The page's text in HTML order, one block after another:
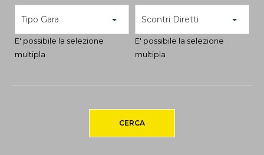
Tipo Gara
E' possibile la selezione
multipla
Scontri Diretti
E' possibile la selezione
multipla
CERCA